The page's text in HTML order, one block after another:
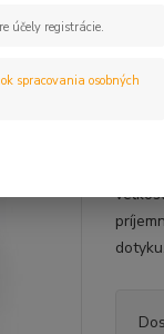
s
účely registrácie.
spracovania osobných